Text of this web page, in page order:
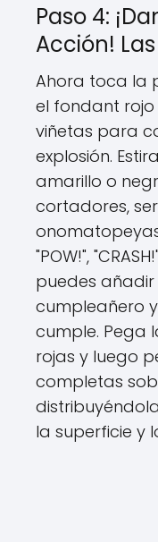
Paso 4:
Acción!
Ahora toca la
el fondant
viñetas para
explosión.
amarillo o
cortadores,
"POW!",
puedes
cumpleañero
cumple. Pega
rojas y luego
completas
la superficie y